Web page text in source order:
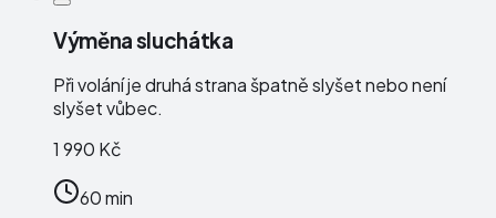
Výměna sluchátka
Při volání je druhá strana špatně slyšet nebo není
slyšet vůbec.
1 990 Kč
60 min